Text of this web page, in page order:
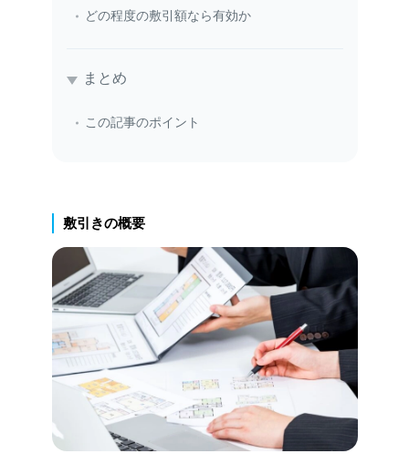
どの程度の敷引額なら有効か
まとめ
この記事のポイント
敷引きの概要